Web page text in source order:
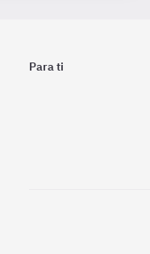
Para ti